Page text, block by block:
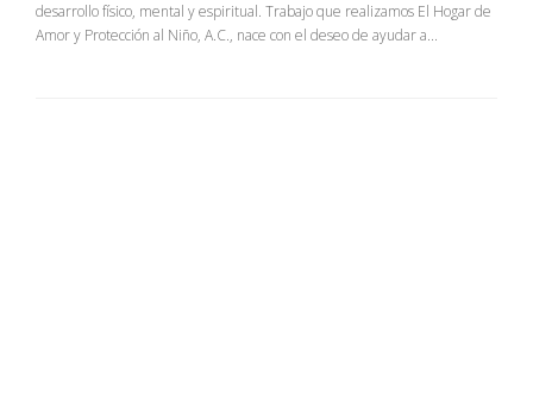
desarrollo físico, mental y espiritual. Trabajo que realizamos El Hogar de
Amor y Protección al Niño, A.C., nace con el deseo de ayudar a...